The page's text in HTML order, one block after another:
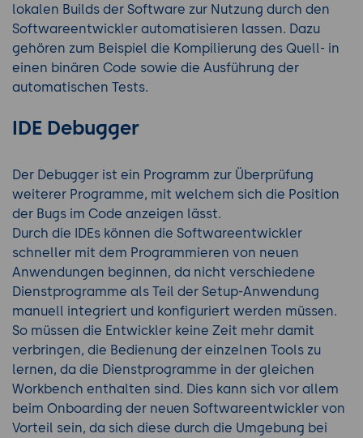
lokalen Builds der Software zur Nutzung durch den
Softwareentwickler automatisieren lassen. Dazu
gehören zum Beispiel die Kompilierung des Quell- in
einen binären Code sowie die Ausführung der
automatischen Tests.
IDE Debugger
Der Debugger ist ein Programm zur Überprüfung
weiterer Programme, mit welchem sich die Position
der Bugs im Code anzeigen lässt.
Durch die IDEs können die Softwareentwickler
schneller mit dem Programmieren von neuen
Anwendungen beginnen, da nicht verschiedene
Dienstprogramme als Teil der Setup-Anwendung
manuell integriert und konfiguriert werden müssen.
So müssen die Entwickler keine Zeit mehr damit
verbringen, die Bedienung der einzelnen Tools zu
lernen, da die Dienstprogramme in der gleichen
Workbench enthalten sind. Dies kann sich vor allem
beim Onboarding der neuen Softwareentwickler von
Vorteil sein, da sich diese durch die Umgebung bei